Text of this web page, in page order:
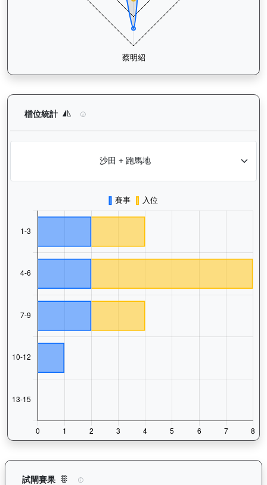
檔位統計 加州本事（J370）— 檔位統計分析：查看馬匹
試閘賽果 加州本事（J370）— 試閘賽果紀錄：查看馬匹